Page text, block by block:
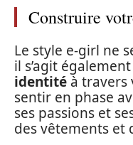
Construire
Le style e-girl ne
il s’agit
identité à travers
sentir en phase
ses passions et
des vêtements et